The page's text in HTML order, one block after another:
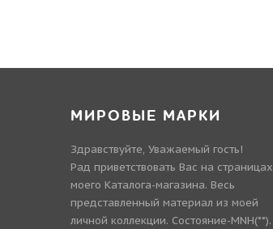
МИРОВЫЕ МАРКИ
Здравствуйте, Уважаемый гость!
Рад приветствовать Вас на страницах
моего Каталога-магазина. Весь
представленный материал из моей
личной коллекции. Состояние-MNH(**).